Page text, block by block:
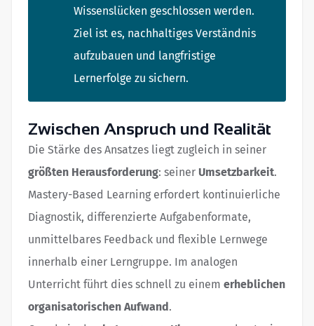
Wissenslücken geschlossen werden.
Ziel ist es, nachhaltiges Verständnis
aufzubauen und langfristige
Lernerfolge zu sichern.
Zwischen Anspruch und Realität
Die Stärke des Ansatzes liegt zugleich in seiner
größten Herausforderung: seiner Umsetzbarkeit.
Mastery-Based Learning erfordert kontinuierliche
Diagnostik, differenzierte Aufgabenformate,
unmittelbares Feedback und flexible Lernwege
innerhalb einer Lerngruppe. Im analogen
Unterricht führt dies schnell zu einem erheblichen
organisatorischen Aufwand .